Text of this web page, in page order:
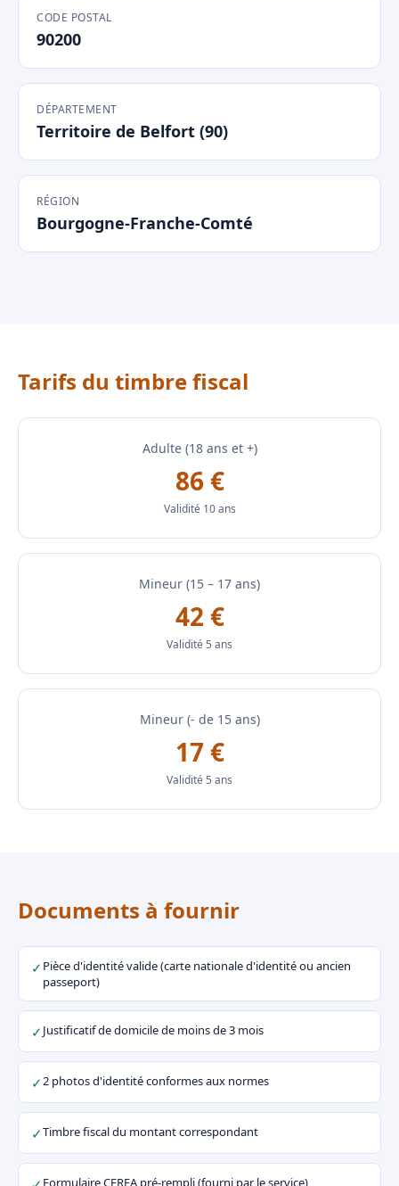
CODE POSTAL
90200
DÉPARTEMENT
Territoire de Belfort (90)
RÉGION
Bourgogne-Franche-Comté
Tarifs du timbre fiscal
Adulte (18 ans et +)
86 €
Validité 10 ans
Mineur (15 – 17 ans)
42 €
Validité 5 ans
Mineur (- de 15 ans)
17 €
Validité 5 ans
Documents à fournir
✓ Pièce d'identité valide (carte nationale d'identité ou ancien
passeport)
✓Justificatif de domicile de moins de 3 mois
✓2 photos d'identité conformes aux normes
✓Timbre fiscal du montant correspondant
Formulaire CERFA pré-rempli (fourni par le service)